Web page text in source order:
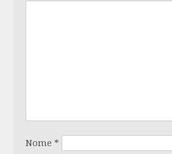
Nome *